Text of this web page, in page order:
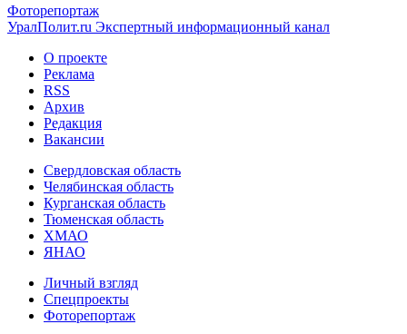
Фоторепортаж
УралПолит.ru Экспертный информационный канал
О проекте
Реклама
RSS
Архив
Редакция
Вакансии
Свердловская область
Челябинская область
Курганская область
Тюменская область
ХМАО
ЯНАО
Личный взгляд
Спецпроекты
Фоторепортаж